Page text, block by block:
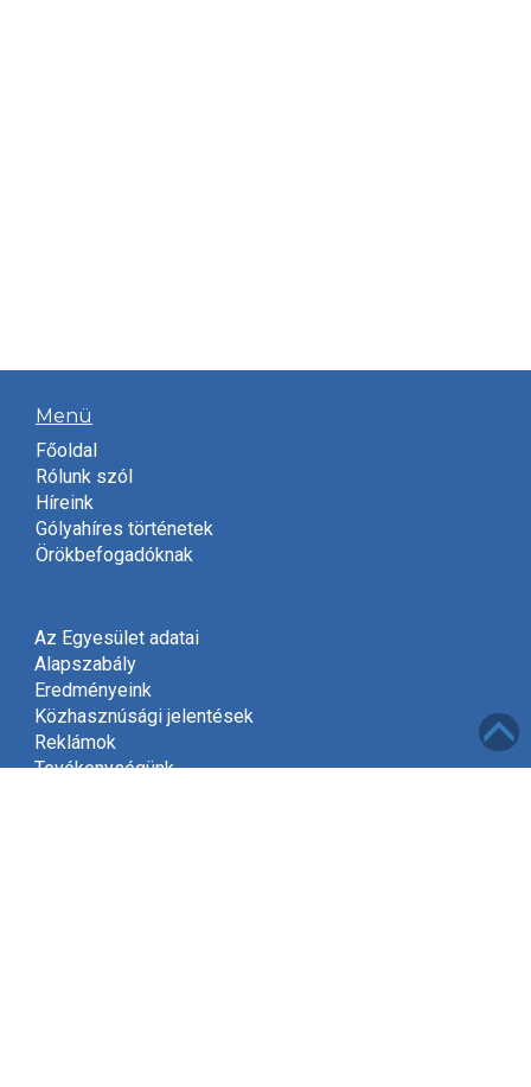
Menü
Főoldal
Rólunk szól
Híreink
Gólyahíres történetek
Örökbefogadóknak
Az Egyesület adatai
Alapszabály
Eredményeink
Közhasznúsági jelentések
Reklámok
Tevékenységünk